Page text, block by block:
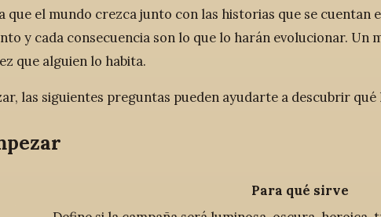
que el mundo crezca junto con las historias que se cuentan
y cada consecuencia son lo que lo harán evolucionar. Un
que alguien lo habita.
las siguientes preguntas pueden ayudarte a descubrir
Para qué sirve